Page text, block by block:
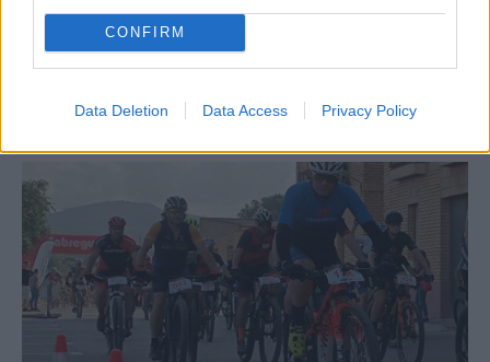
CONFIRM
Data Deletion Data Access Privacy Policy
Running Sèries Terres de l’Ebre